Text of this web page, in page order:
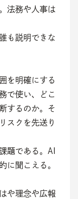
法務や人事は
も説明できな
を明確にする
で使い、どこ
するのか。そ
スクを先送り
題である。AI
に聞こえる。
や理念や広報